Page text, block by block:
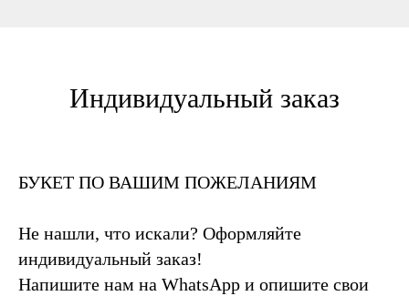
Индивидуальный заказ
БУКЕТ ПО ВАШИМ ПОЖЕЛАНИЯМ
Не нашли, что искали? Оформляйте
индивидуальный заказ!
Напишите нам на WhatsApp и опишите свои